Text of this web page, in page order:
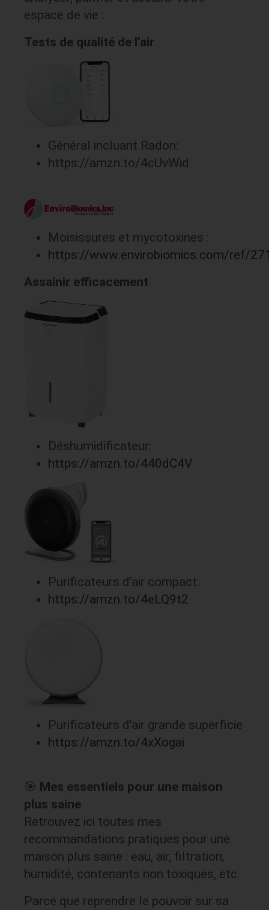
espace de vie :
Tests de qualité de l’air
Général incluant Radon:
https://amzn.to/4cUvWid
Moisissures et mycotoxines :
https://www.envirobiomics.com/ref/
Assainir efficacement
Déshumidificateur:
https://amzn.to/440dC4V
Purificateurs d’air compact:
https://amzn.to/4eLQ9t2
Purificateurs d’air grande superficie
https://amzn.to/4xXogai
🎯 Mes essentiels pour une maison
plus saine
Retrouvez ici toutes mes
recommandations pratiques pour une
maison plus saine : eau, air, filtration,
humidité, contenants non toxiques, etc.
Parce que reprendre le pouvoir sur sa